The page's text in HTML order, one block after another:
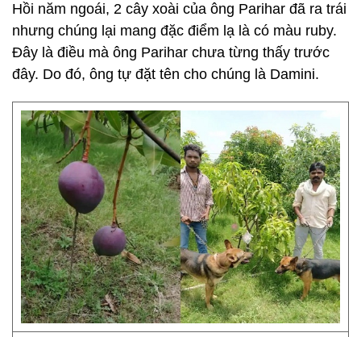
Hồi năm ngoái, 2 cây xoài của ông Parihar đã ra trái
nhưng chúng lại mang đặc điểm lạ là có màu ruby.
Đây là điều mà ông Parihar chưa từng thấy trước
đây. Do đó, ông tự đặt tên cho chúng là Damini.